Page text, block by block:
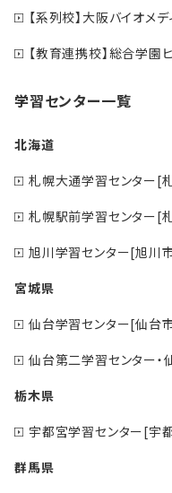
【系列校】大阪バイオメ
【教育連携校】総合学園
学習センター一覧
北海道
札幌大通学習センター[
札幌駅前学習センター[
旭川学習センター[旭川
宮城県
仙台学習センター[仙台
仙台第二学習センター
栃木県
宇都宮学習センター[宇
群馬県